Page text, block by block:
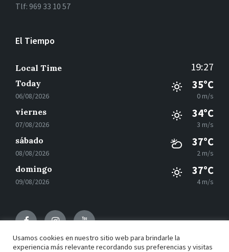
Tlf: 969 33 10 57
El Tiempo
Local Time 19:27
Today
06/08/2026
35°C
0 m/s
viernes
07/08/2026
34°C
3 m/s
sábado
08/08/2026
37°C
2 m/s
domingo
09/08/2026
37°C
4 m/s
FacebookInstagramYoutube
Usamos cookies en nuestro sitio web para brindarle la
experiencia más relevante recordando sus preferencias y visitas